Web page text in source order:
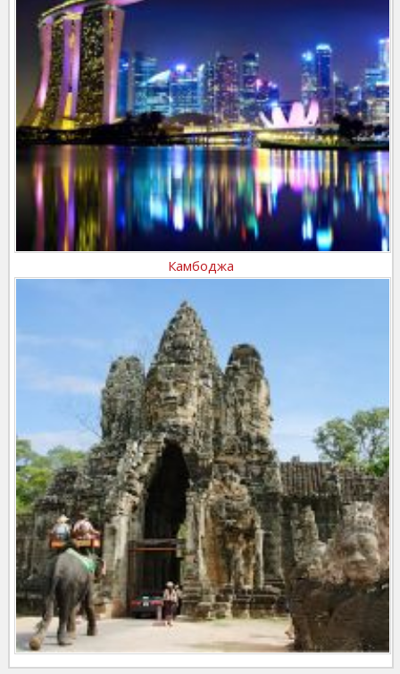
Камбоджа